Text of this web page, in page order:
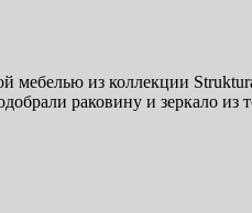
из коллекции
раковину и зеркало